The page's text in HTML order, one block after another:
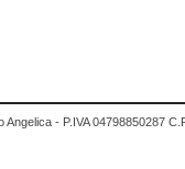
Angelica - P.IVA 04798850287